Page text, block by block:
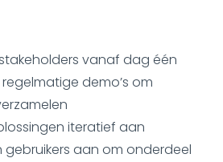
vanaf dag één
demo’s om
iteratief aan
gebruikers aan om onderdeel